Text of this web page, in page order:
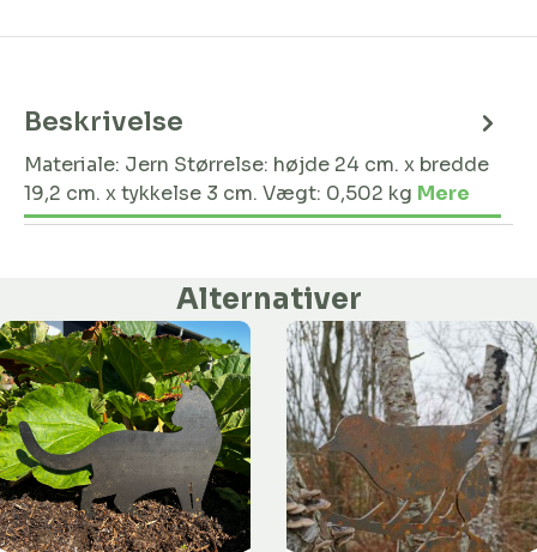
Beskrivelse
Materiale: Jern Størrelse: højde 24 cm. x bredde
19,2 cm. x tykkelse 3 cm. Vægt: 0,502 kg Mere
Alternativer